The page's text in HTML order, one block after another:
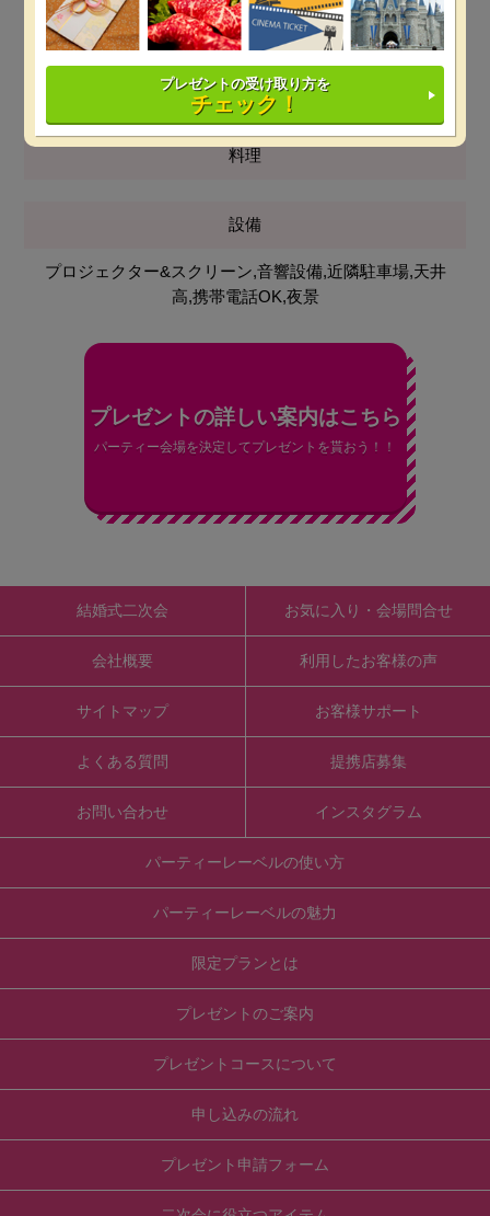
人数
立食 70～120名
着席 ～70名
料理
設備
プロジェクター&スクリーン,音響設備,近隣駐車場,天井
高,携帯電話OK,夜景
プレゼントの詳しい案内はこちら
パーティー会場を決定してプレゼントを貰おう！！
結婚式二次会
会社概要
サイトマップ
よくある質問
お問い合わせ
お気に入り・会場問合せ
利用したお客様の声
お客様サポート
提携店募集
インスタグラム
パーティーレーベルの使い方
パーティーレーベルの魅力
限定プランとは
プレゼントのご案内
プレゼントコースについて
申し込みの流れ
プレゼント申請フォーム
プレゼントの受け取り方を
チェック！